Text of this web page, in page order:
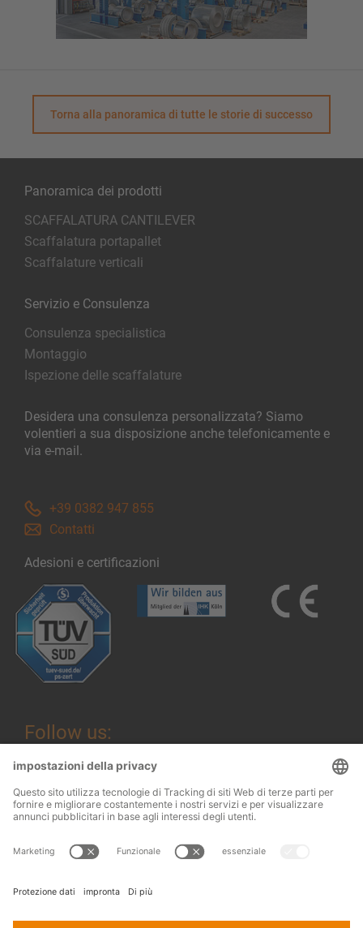
Torna alla panoramica di tutte le storie di successo
Panoramica dei prodotti
SCAFFALATURA CANTILEVER
Scaffalatura portapallet
Scaffalature verticali
Servizio e Consulenza
Consulenza specialistica
Montaggio
Ispezione delle scaffalature
Desidera una consulenza personalizzata? Siamo
volentieri a sua disposizione anche telefonicamente e
via e-mail.
+39 0382 947 855
Contatti
Adesioni e certificazioni
Follow us:
Informazioni legali
Regalanlagen